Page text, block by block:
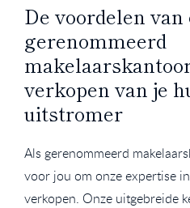
De voordelen van
gerenommeerd
verkopen van je
uitstromer
Als gerenommeerd
voor jou om onze expertise
verkopen. Onze uitgebreide